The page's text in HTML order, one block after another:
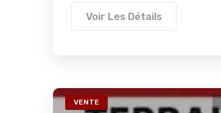
Voir Les Détails
VENTE